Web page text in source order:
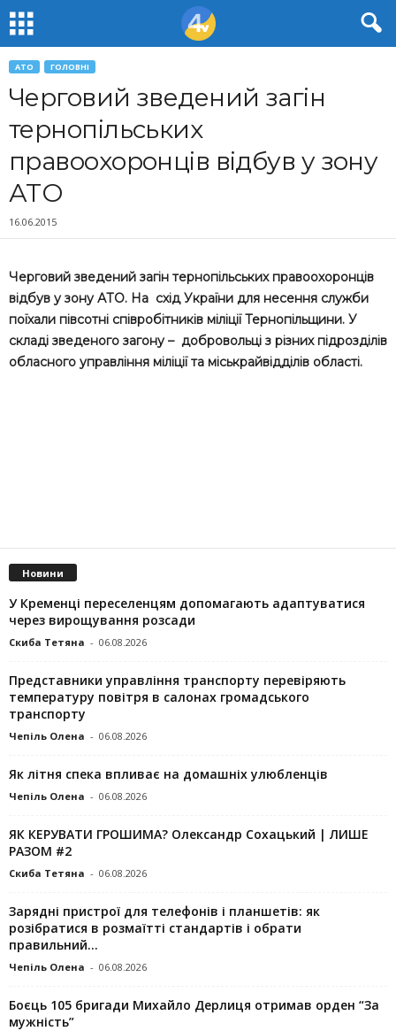
АТО ГОЛОВНІ
Черговий зведений загін
тернопільських
правоохоронців відбув у зону
АТО
16.06.2015
Черговий зведений загін тернопільських правоохоронців
відбув у зону АТО. На схід України для несення служби
поїхали півсотні співробітників міліції Тернопільщини. У
складі зведеного загону – добровольці з різних підрозділів
обласного управління міліції та міськрайвідділів області.
Новини
У Кременці переселенцям допомагають адаптуватися
через вирощування розсади
Скиба Тетяна - 06.08.2026
Представники управління транспорту перевіряють
температуру повітря в салонах громадського
транспорту
Чепіль Олена - 06.08.2026
Як літня спека впливає на домашніх улюбленців
Чепіль Олена - 06.08.2026
ЯК КЕРУВАТИ ГРОШИМА? Олександр Сохацький | ЛИШЕ
РАЗОМ #2
Скиба Тетяна - 06.08.2026
Зарядні пристрої для телефонів і планшетів: як
розібратися в розмаїтті стандартів і обрати
правильний...
Чепіль Олена - 06.08.2026
Боєць 105 бригади Михайло Дерлиця отримав орден “За
мужність”